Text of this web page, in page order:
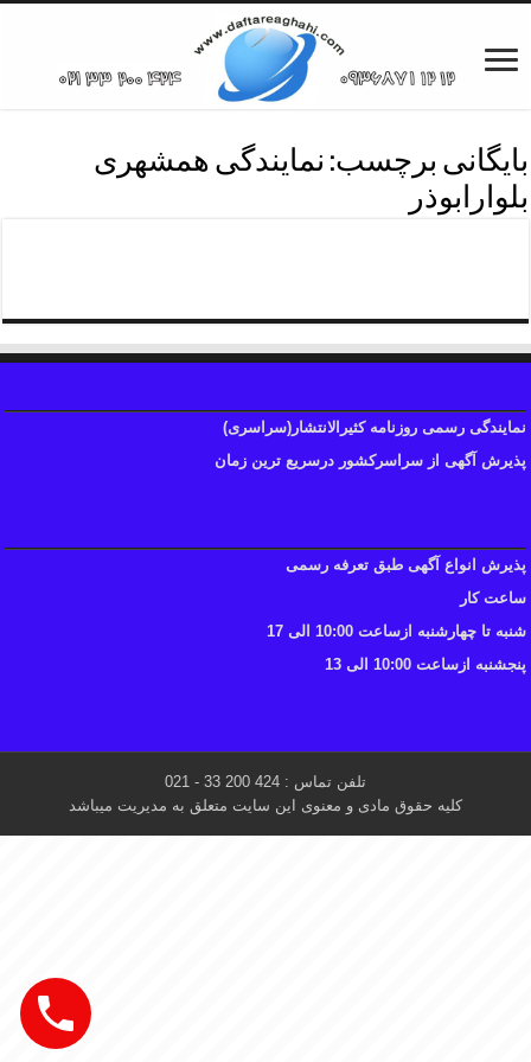
بایگانی برچسب: نمایندگی همشهری
بلوارابوذر
نمایندگی رسمی روزنامه کثیرالانتشار(سراسری)
پذیرش آگهی از سراسرکشور درسریع ترین زمان
پذیرش انواع آگهی طبق تعرفه رسمی
ساعت کار
شنبه تا چهارشنبه ازساعت 10:00 الی 17
پنجشنبه ازساعت 10:00 الی 13
تلفن تماس : 424 200 33 - 021
کلیه حقوق مادی و معنوی این سایت متعلق به مدیریت میباشد